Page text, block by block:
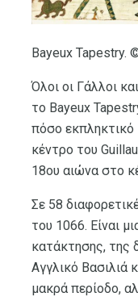
Bayeux Tapestry.
Όλοι οι Γάλλοι
το Bayeux
πόσο εκπληκτικό
κέντρο του
18ου αιώνα στο
Σε 58
του 1066. Είναι
κατάκτησης, της
Αγγλικό Βασιλιά
μακρά περίοδο,